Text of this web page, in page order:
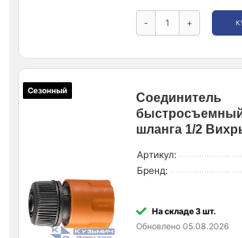
- +
Сезонный
Соединитель
шланга 1/2
Артикул:
Бренд:
На складе 3 шт.
Обновлено 05.08.2026